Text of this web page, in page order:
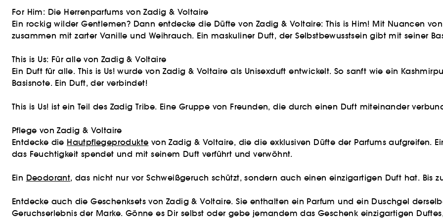
For Him: Die Herrenparfums von Zadig & Voltaire
Ein rockig wilder Gentlemen? Dann entdecke die Düfte von Zadig & Voltaire: This is Him! Mit Nuancen
zusammen mit zarter Vanille und Weihrauch. Ein maskuliner Duft, der Selbstbewusstsein gibt mit seiner
This is Us: Für alle von Zadig & Voltaire
Ein Duft für alle. This is Us! wurde von Zadig & Voltaire als Unisexduft entwickelt. So sanft wie ein
Basisnote. Ein Duft, der verbindet!
This is Us! ist ein Teil des Zadig Tribe. Eine Gruppe von Freunden, die durch einen Duft miteinander
Pflege von Zadig & Voltaire
Entdecke die Hautpflegeprodukte von Zadig & Voltaire, die die exklusiven Düfte der Parfums aufgreifen.
das Feuchtigkeit spendet und mit seinem Duft verführt und verwöhnt.
Ein Deodorant, das nicht nur vor Schweißgeruch schützt, sondern auch einen einzigartigen Duft hat. Bis
Entdecke auch die Geschenksets von Zadig & Voltaire. Sie enthalten ein Parfum und ein Duschgel
Geruchserlebnis der Marke. Gönne es Dir selbst oder gebe jemandem das Geschenk einzigartigen